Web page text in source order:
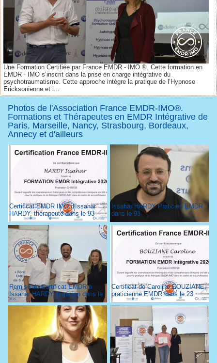
Une Formation Certifiée par France EMDR - IMO ®. Cette formation en
EMDR - IMO s’inscrit dans la prise en charge intégrative du
psychotraumatisme. Cette approche intègre la pratique de l’Hypnose
Ericksonienne et l...
Photos de l'Association France EMDR-IMO®.
Formations et Thérapeutes en EMDR Intégrative de
Paris, Marseille, Nancy, Strasbourg, Bordeaux,
Annecy et d'ailleurs
Certificat EMDR IMO d'Issahar
HARDY, thérapeute dans le 93
Issahar HARDY Praticien EMDR
dans le 93
Remise du Certificat EMDR à
Issahar HARDY, praticien dans le
93
Certificat de Caroline BOUZIANE,
praticienne EMDR dans le 23